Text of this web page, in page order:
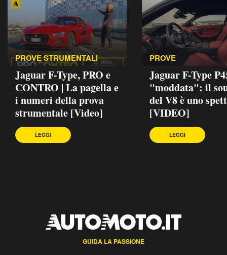
PROVE STRUMENTALI
Jaguar F-Type, PRO e
CONTRO | La pagella e
i numeri della prova
strumentale [Video]
LEGGI
PROVE
Jaguar F-Type
"moddata": il
del V8 è uno
[VIDEO]
LEGGI
GUIDA LA PASSIONE